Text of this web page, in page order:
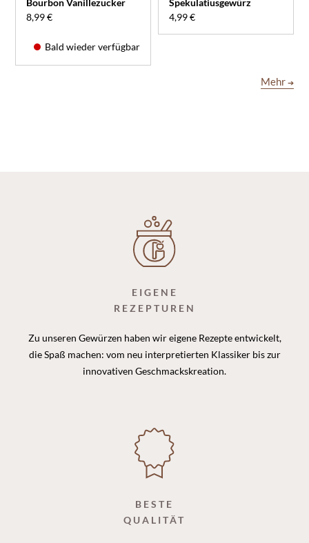
Bourbon Vanillezucker
8,99 €
Bald wieder verfügbar
Spekulatiusgewürz
4,99 €
Mehr ➔
EIGENE
REZEPTUREN
Zu unseren Gewürzen haben wir eigene Rezepte entwickelt,
die Spaß machen: vom neu interpretierten Klassiker bis zur
innovativen Geschmackskreation.
BESTE
QUALITÄT